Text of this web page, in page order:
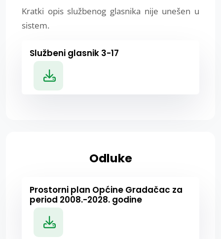
Kratki opis službenog glasnika nije unešen u
sistem.
Službeni glasnik 3-17
Odluke
Prostorni plan Općine Gradačac za
period 2008.-2028. godine